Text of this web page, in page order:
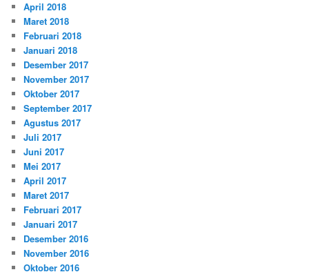
April 2018
Maret 2018
Februari 2018
Januari 2018
Desember 2017
November 2017
Oktober 2017
September 2017
Agustus 2017
Juli 2017
Juni 2017
Mei 2017
April 2017
Maret 2017
Februari 2017
Januari 2017
Desember 2016
November 2016
Oktober 2016